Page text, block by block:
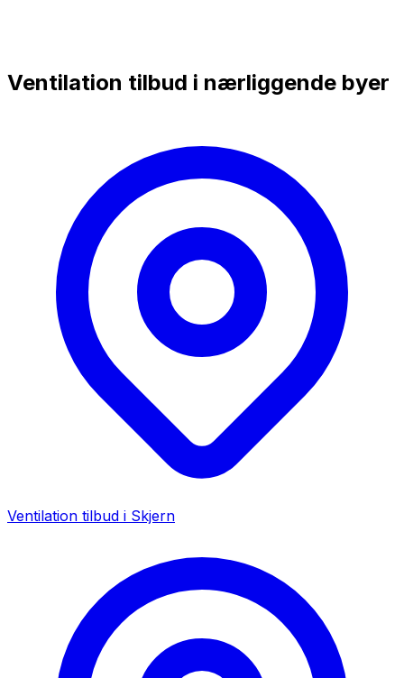
Ventilation tilbud i nærliggende byer
Ventilation tilbud i Skjern